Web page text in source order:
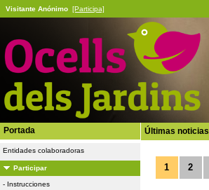
Visitante Anónimo [Participa]
Portada
Entidades colaboradoras
Participar
- Instrucciones
Últimas noticias
1 2